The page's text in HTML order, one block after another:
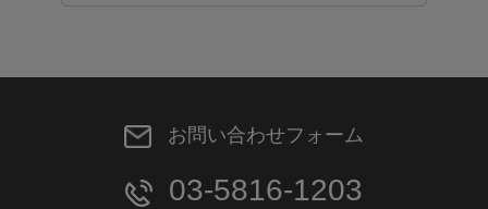
お問い合わせフォーム
03-5816-1203